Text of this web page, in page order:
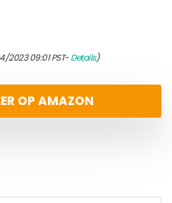
09:01 PST-Details)
OP AMAZON